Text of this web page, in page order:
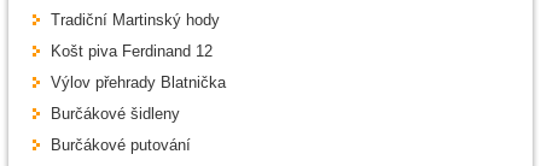
Tradiční Martinský hody
Košt piva Ferdinand 12
Výlov přehrady Blatnička
Burčákové šidleny
Burčákové putování